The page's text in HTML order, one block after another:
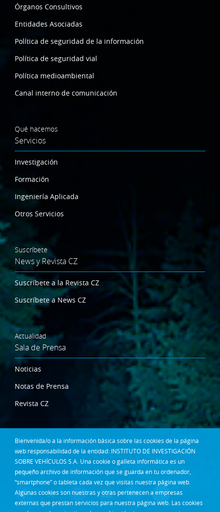
Bienvenida/o a la información básica sobre las cookies de la página
web responsabilidad de la entidad: INSTITUTO DE INVESTIGACIÓN
SOBRE VEHÍCULOS S.A. Una cookie o galleta informática es un
pequeño archivo de información que se guarda en tu ordenador,
“smartphone” o tableta cada vez que visitas nuestra página web.
Algunas cookies son nuestras y otras pertenecen a empresas
externas que prestan servicios para nuestra página web. Las cookies
Órganos Consultivos
Entidades Asociadas
Política de seguridad de la información
Política de seguridad vial
Política medioambiental
Canal interno de comunicación
Qué hacemos
Servicios
Investigación
Formación
Ingeniería Aplicada
Otros Servicios
Suscríbete
News y Revista CZ
Suscríbete a la Revista CZ
Suscríbete a News CZ
Actualidad
Sala de Prensa
Noticias
Notas de Prensa
Revista CZ
Dónde estamos
Contacta
Síguenos en: